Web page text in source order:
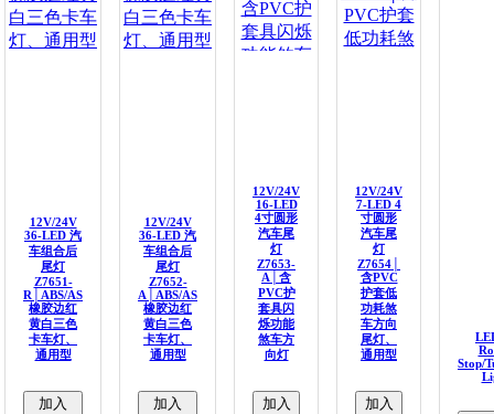
12V/24V
36-LED 汽
车组合后
尾灯
Z7651-
R│ABS/AS
橡胶边红
黄白三色
卡车灯、
通用型
加入
12V/24V
36-LED 汽
车组合后
尾灯
Z7652-
A│ABS/AS
橡胶边红
黄白三色
卡车灯、
通用型
加入
12V/24V
16-LED
4寸圆形
汽车尾
灯
Z7653-
A│含
PVC护
套具闪
烁功能
煞车方
向灯
加入
12V/24V
7-LED 4
寸圆形
汽车尾
灯
Z7654│
含PVC
护套低
功耗煞
车方向
尾灯、
通用型
加入
Stop/